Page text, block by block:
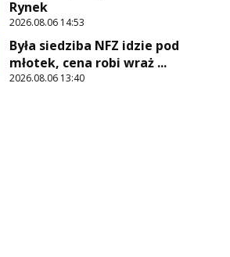
Rynek
2026.08.06 14:53
Była siedziba NFZ idzie pod
młotek, cena robi wraż ...
2026.08.06 13:40